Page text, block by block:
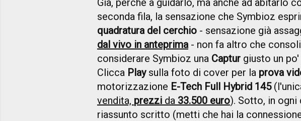
Già, perché a guidarlo, ma anche ad abitarlo
seconda fila, la sensazione che Symbioz
quadratura del cerchio - sensazione già
dal vivo in anteprima- non fa altro che
considerare Symbioz una Captur giusto un
Clicca Playsulla foto di cover per la prova
motorizzazione E-Tech Full Hybrid 145
vendita, prezzi da 33.500 euro). Sotto, in
riassunto scritto (metti che hai la